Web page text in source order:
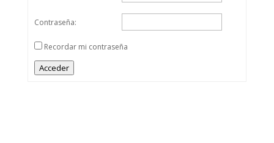
Contraseña:
Recordar mi contraseña
Acceder